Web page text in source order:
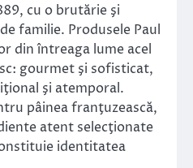
cu o brutărie şi
familie. Produsele Paul
din întreaga lume acel
gourmet şi sofisticat,
şi atemporal.
pâinea franţuzească,
atent selecţionate
identitatea